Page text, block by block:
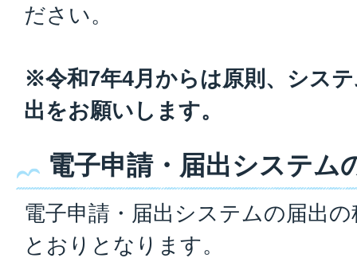
ださい。
※令和7年4月からは原則、シス
出をお願いします。
電子申請・届出システム
電子申請・届出システムの届出
とおりとなります。